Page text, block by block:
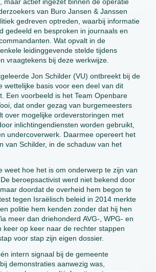
van Buro Jansen & Janssen
gedreven optreden, waarbij informatie
gedeeld en besproken in journaals en
Wat opvalt in de
leidinggevende stelde tijdens
vraagtekens bij deze werkwijze.
Jon Schilder (VU) ontbreekt bij de
wettelijke basis voor een deel van dit
Een voorbeeld is het Team Openbare
dat onder gezag van burgemeesters
over mogelijke ordeverstoringen met
inlichtingendiensten worden gebruikt,
undercoverwerk. Daarmee opereert het
van Schilder, in de schaduw van het
weet hoe het is om onderwerp te zijn van
beroepsactivist werd niet bekend door
doordat de overheid hem begon te
tegen Israëlisch beleid in 2014 merkte
politie hem kenden zonder dat hij hen
meer dan driehonderd AVG-, WPG- en
keer op keer naar de rechter stappen
voor stap zijn eigen dossier.
intern signaal bij de gemeente
demonstraties aanwezig was,